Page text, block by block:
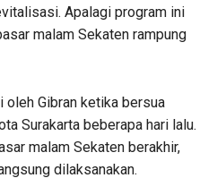
Apalagi program ini
malam Sekaten rampung
oleh Gibran ketika bersua
Surakarta beberapa hari lalu.
malam Sekaten berakhir,
dilaksanakan.